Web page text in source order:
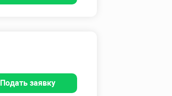
Подать заявку